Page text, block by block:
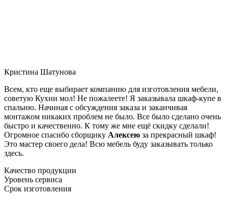
Кристина Шатунова
Всем, кто еще выбирает компанию для изготовления мебели,
советую Кухни мол! Не пожалеете! Я заказывала шкаф-купе в
спальню. Начиная с обсуждения заказа и заканчивая
монтажом никаких проблем не было. Все было сделано очень
быстро и качественно. К тому же мне ещё скидку сделали!
Огромное спасибо сборщику Алексею за прекрасный шкаф!
Это мастер своего дела! Всю мебель буду заказывать только
здесь.
Качество продукции
Уровень сервиса
Срок изготовления